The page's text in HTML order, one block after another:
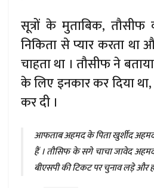
सूत्रों के मुताबिक,
निकिता से प्यार करता था
चाहता था । तौसीफ ने
के लिए इनकार कर दिया
कर दी ।
आफताब अहमद के पिता खुर्शीद अहमद,
हैं । तौसिफ के सगे चाचा जावेद
बीएसपी की टिकट पर चुनाव लड़े और